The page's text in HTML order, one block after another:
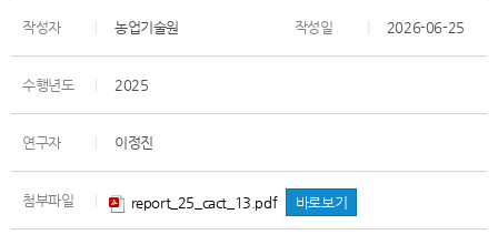
작성자 농업기술원 작성일 2026-06-25
수행년도 2025
연구자 이정진
첨부파일 report_25_cact_13.pdf 바로보기